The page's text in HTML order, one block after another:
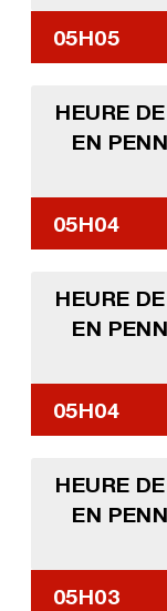
05H05
HEURE
EN
05H04
HEURE
EN
05H04
HEURE
EN
05H03